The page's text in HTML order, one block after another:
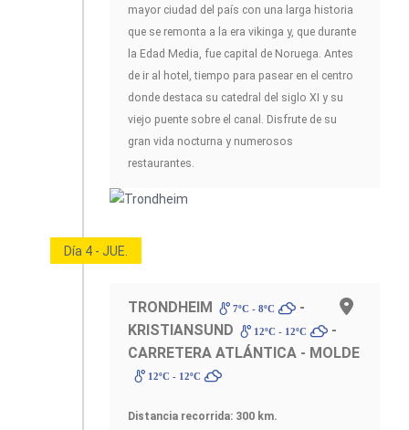
mayor ciudad del país con una larga historia
que se remonta a la era vikinga y, que durante
la Edad Media, fue capital de Noruega. Antes
de ir al hotel, tiempo para pasear en el centro
donde destaca su catedral del siglo XI y su
viejo puente sobre el canal. Disfrute de su
gran vida nocturna y numerosos
restaurantes.
Día 4 - JUE.
TRONDHEIM 7ºC - 8ºC
-
KRISTIANSUND
12ºC - 12ºC
-
CARRETERA ATLÁNTICA - MOLDE
12ºC - 12ºC
Distancia recorrida: 300 km.